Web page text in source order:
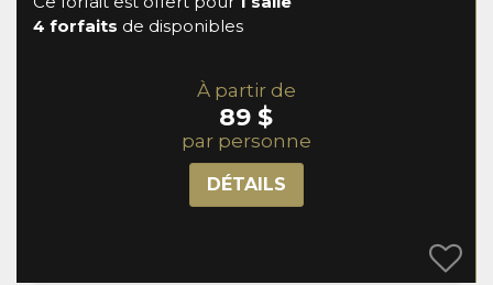
4 forfaits de disponibles
À partir de
89 $
par personne
DÉTAILS